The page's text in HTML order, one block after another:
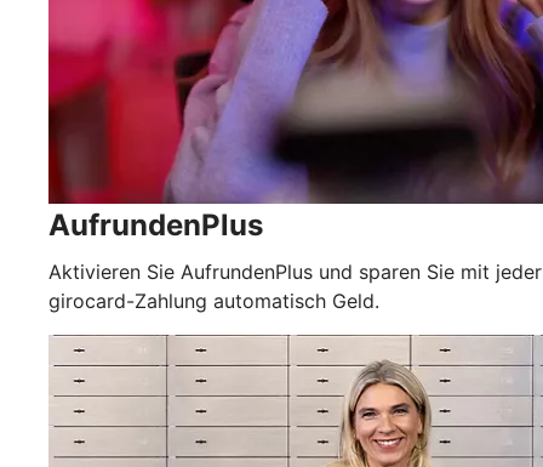
AufrundenPlus
Aktivieren Sie AufrundenPlus und sparen Sie mit jeder
girocard-Zahlung automatisch Geld.